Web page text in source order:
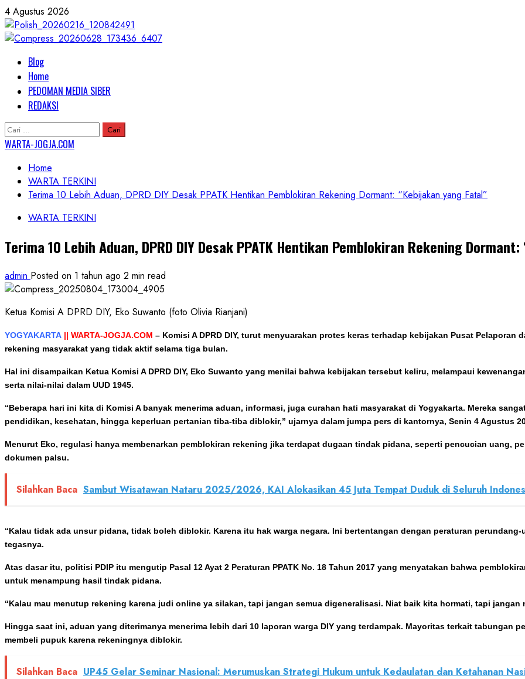
Skip
to
content
4 Agustus 2026
Primary
Menu
Blog
Home
PEDOMAN MEDIA SIBER
REDAKSI
Cari
untuk:
WARTA-JOGJA.COM
Home
WARTA TERKINI
Terima 10 Lebih Aduan, DPRD DIY Desak PPATK Hentikan Pemblokiran Rekening Dormant: “Kebijakan yang Fatal”
WARTA TERKINI
Terima 10 Lebih Aduan, DPRD DIY Desak PPATK Hentikan Pemblokiran Rekening
admin Posted on 1 tahun ago 2 min read
Ketua Komisi A DPRD DIY, Eko Suwanto (foto Olivia Rianjani)
YOGYAKARTA || WARTA-JOGJA.COM – Komisi A DPRD DIY, turut menyuarakan protes keras terhadap kebijakan Pusat Pelaporan
rekening masyarakat yang tidak aktif selama tiga bulan.
Hal ini disampaikan Ketua Komisi A DPRD DIY, Eko Suwanto yang menilai bahwa kebijakan tersebut keliru, melampaui
serta nilai-nilai dalam UUD 1945.
“Beberapa hari ini kita di Komisi A banyak menerima aduan, informasi, juga curahan hati masyarakat di Yogyakarta. Mereka
pendidikan, kesehatan, hingga keperluan pertanian tiba-tiba diblokir,” ujarnya dalam jumpa pers di kantornya, Senin 4 Agustus
Menurut Eko, regulasi hanya membenarkan pemblokiran rekening jika terdapat dugaan tindak pidana, seperti pencucian uang,
dokumen palsu.
Silahkan Baca Sambut Wisatawan Nataru 2025/2026, KAI Alokasikan 45 Juta Tempat Duduk di Seluruh
“Kalau tidak ada unsur pidana, tidak boleh diblokir. Karena itu hak warga negara. Ini bertentangan dengan peraturan
tegasnya.
Atas dasar itu, politisi PDIP itu mengutip Pasal 12 Ayat 2 Peraturan PPATK No. 18 Tahun 2017 yang menyatakan bahwa
untuk menampung hasil tindak pidana.
“Kalau mau menutup rekening karena judi online ya silakan, tapi jangan semua digeneralisasi. Niat baik kita hormati, tapi jangan
Hingga saat ini, aduan yang diterimanya menerima lebih dari 10 laporan warga DIY yang terdampak. Mayoritas terkait tabungan
membeli pupuk karena rekeningnya diblokir.
Silahkan Baca UP45 Gelar Seminar Nasional: Merumuskan Strategi Hukum untuk Kedaulatan dan Ketahanan